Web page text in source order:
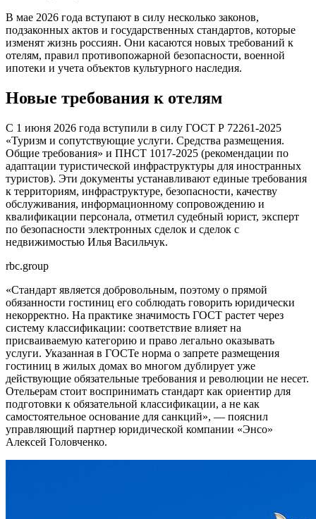
В мае 2026 года вступают в силу несколько законов,
подзаконных актов и государственных стандартов, которые
изменят жизнь россиян. Они касаются новых требований к
отелям, правил противопожарной безопасности, военной
ипотеки и учета объектов культурного наследия.
Новые требования к отелям
С 1 июня 2026 года вступили в силу ГОСТ Р 72261-2025
«Туризм и сопутствующие услуги. Средства размещения.
Общие требования» и ПНСТ 1017-2025 (рекомендации по
адаптации туристической инфраструктуры для иностранных
туристов). Эти документы устанавливают единые требования
к территориям, инфраструктуре, безопасности, качеству
обслуживания, информационному сопровождению и
квалификации персонала, отметил судебный юрист, эксперт
по безопасности электронных сделок и сделок с
недвижимостью Илья Васильчук.
rbc.group
«Стандарт является добровольным, поэтому о прямой
обязанности гостиниц его соблюдать говорить юридически
некорректно. На практике значимость ГОСТ растет через
систему классификации: соответствие влияет на
присваиваемую категорию и право легально оказывать
услуги. Указанная в ГОСТе норма о запрете размещения
гостиниц в жилых домах во многом дублирует уже
действующие обязательные требования и революции не несет.
Отельерам стоит воспринимать стандарт как ориентир для
подготовки к обязательной классификации, а не как
самостоятельное основание для санкций», — пояснил
управляющий партнер юридической компании «Энсо»
Алексей Головченко.